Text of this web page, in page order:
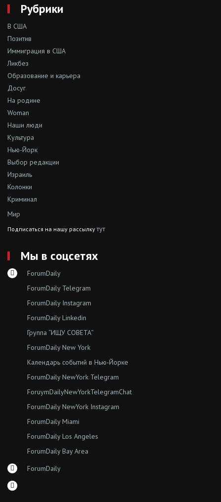
Рубрики
В США
Позитив
Иммиграция в США
Ликбез
Образование и карьера
Досуг
На родине
Woman
Наши люди
Культура
Нью-Йорк
Выбор редакции
Израиль
Колонки
Криминал
Мир
Подписаться на нашу рассылкутут
Мы в соцсетях
ForumDaily
ForumDaily Telegram
ForumDaily Instagram
ForumDaily Linkedin
Группа “ИЩУ СОВЕТА”
ForumDaily New York
Календарь событий в Нью-Йорке
ForumDaily NewYork Telegram
ForuymDailyNewYorkTelegramChat
ForumDaily NewYork Instagram
ForumDaily Miami
ForumDaily Los Angeles
ForumDaily Bay Area
ForumDaily